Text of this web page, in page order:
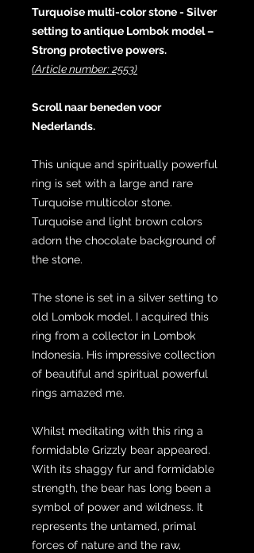
Turquoise multi-color stone - Silver
setting to antique Lombok model –
Strong protective powers.
(Article number: 2553)
Scroll naar beneden voor
Nederlands.
This unique and spiritually powerful
ring is set with a large and rare
Turquoise multicolor stone.
Turquoise and light brown colors
adorn the chocolate background of
the stone.
The stone is set in a silver setting to
old Lombok model. I acquired this
ring from a collector in Lombok
Indonesia. His impressive collection
of beautiful and spiritual powerful
rings amazed me.
Whilst meditating with this ring a
formidable Grizzly bear appeared.
With its shaggy fur and formidable
strength, the bear has long been a
symbol of power and wildness. It
represents the untamed, primal
forces of nature and the raw,